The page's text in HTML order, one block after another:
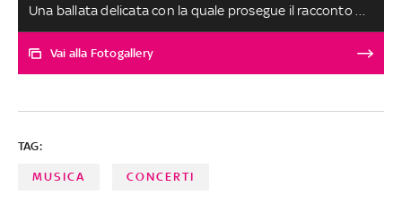
Una ballata delicata con la quale prosegue il racconto di
una storia conclusa con Roma a fare da sfondo. L'Urbe è
protagonista delle sensazioni post rottura cantate
che adesso non fa più parte della sua vita. Le altre
posto a pari merito. SELEZIONE E SCELTA DEI BRANI A
Vai alla Fotogallery
TAG:
MUSICA CONCERTI